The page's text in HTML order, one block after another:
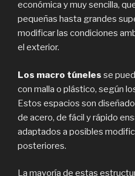
económica y muy sencilla,
pequeñas hasta grandes
modificar las condiciones
el exterior.
Los macro túneles se
con malla o plástico, según
Estos espacios son
de acero, de fácil y rápido
adaptados a posibles
posteriores.
La mayoría de estas